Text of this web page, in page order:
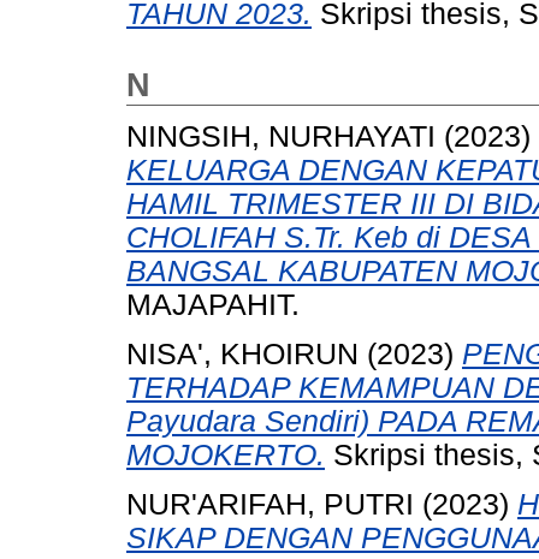
TAHUN 2023. Skripsi thesis,
N
NINGSIH, NURHAYATI (2023)
KELUARGA DENGAN
HAMIL TRIMESTER III DI
CHOLIFAH S.Tr. Keb di
BANGSAL KABUPATEN
MAJAPAHIT.
NISA', KHOIRUN (2023)
TERHADAP KEMAMPUAN
Payudara Sendiri) PADA
MOJOKERTO. Skripsi thesis,
NUR'ARIFAH, PUTRI (2023)
SIKAP DENGAN